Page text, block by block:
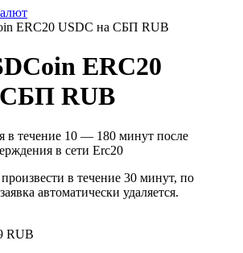
ERC20 USDC на СБП RUB
ERC20
СБП RUB
в течение 10 — 180 минут после
в сети Erc20
в течение 30 минут, по
автоматически удаляется.
RUB